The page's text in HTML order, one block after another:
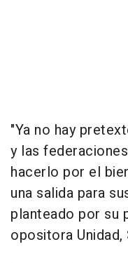
"Ya no hay
y las
hacerlo por el
una salida para
planteado por su
opositora Unidad,